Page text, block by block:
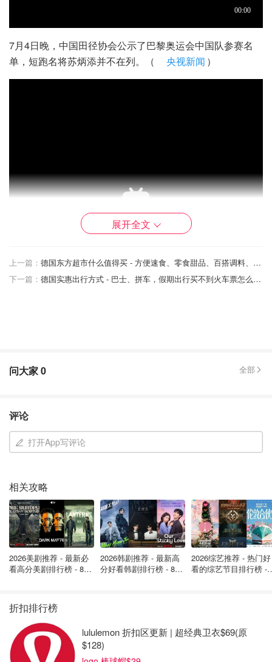
7月4日晚，中国田径协会公示了巴黎奥运会中国队参赛名
单，短跑名将苏炳添并不在列。（
央视新闻 ）
4 月 17 日东部凌晨4点，奥运会和残奥会即将发售最后一轮
建议提前注册好官网账号，填好个人信息，方便更快抢到门
票。
巴黎奥运会收看指南
德国ZDF / ARD电视台宣布2024 年巴黎奥运会的报道和
主办阵容。
随着今年夏天2024 年巴黎奥运会进入倒计时，从7月25日
2024巴黎奥运会项目
2024年巴黎奥运会共设有32个大项，329个小项，其中
展开全文
上一篇：
德国东方超市什么值得买 - 方便速食、零食甜品、百搭调料、冷冻食品推荐
下一篇：
德国实惠出行方式 - 巴士、拼车，假期出行买不到火车票怎么办？
问大家0 全部
评论
打开App写评论
相关攻略
2026美剧推荐 - 最新必
看高分美剧排行榜 - 8月
2026韩剧推荐 - 最新高
分好看韩剧排行榜 - 8月
2026综艺推荐 - 热门好
看的综艺节目排行榜 -
折扣排行榜
lululemon 折扣区更新 | 超经典卫衣$69(原
$128)